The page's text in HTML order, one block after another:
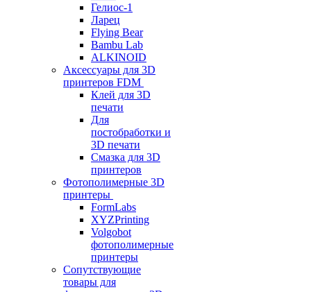
Гелиос-1
Ларец
Flying Bear
Bambu Lab
ALKINOID
Аксессуары для 3D
принтеров FDM
Клей для 3D
печати
Для
постобработки и
3D печати
Смазка для 3D
принтеров
Фотополимерные 3D
принтеры
FormLabs
XYZPrinting
Volgobot
фотополимерные
принтеры
Сопутствующие
товары для